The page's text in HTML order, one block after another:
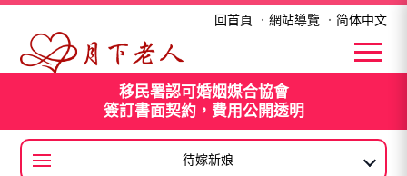
大陸新娘第一品牌 絕不造假
回首頁 ． 網站導覽． 简体中文
移民署認可婚姻媒合協會
簽訂書面契約，費用公開透明
待嫁新娘